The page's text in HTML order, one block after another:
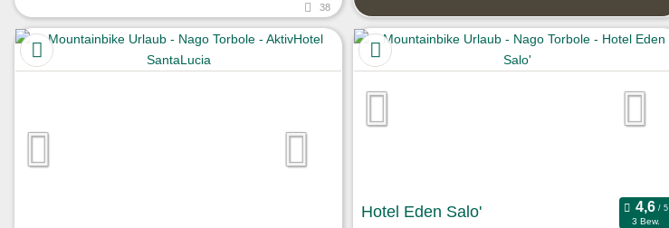
38
Hotel Eden Salo'
3 Bew.